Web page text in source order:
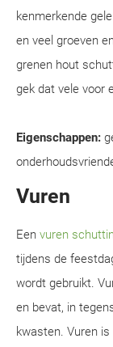
kenmerkende
en veel groeven
grenen hout
gek dat vele voor
Eigenschappen:
Vuren
Een vuren
tijdens de
wordt gebruikt.
en bevat, in
kwasten. Vuren